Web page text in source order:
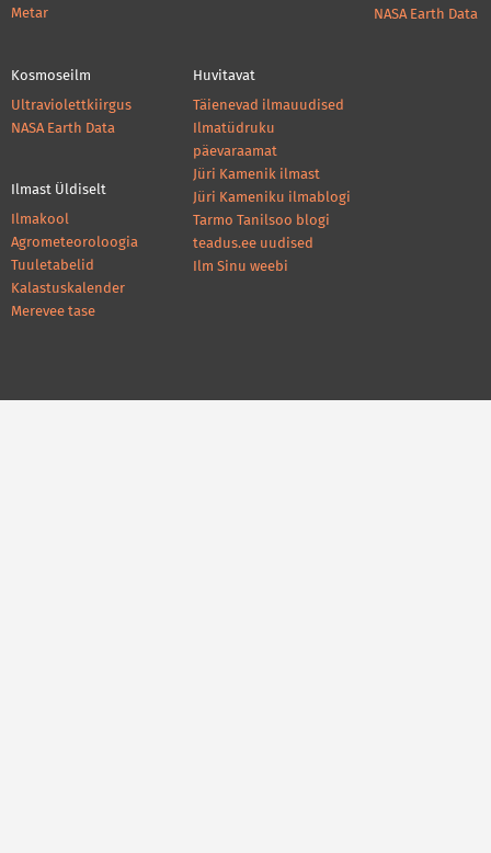
Metar
NASA Earth Data
Kosmoseilm
Ultraviolettkiirgus
NASA Earth Data
Ilmast Üldiselt
Ilmakool
Agrometeoroloogia
Tuuletabelid
Kalastuskalender
Merevee tase
Huvitavat
Täienevad ilmauudised
Ilmatüdruku
päevaraamat
Jüri Kamenik ilmast
Jüri Kameniku ilmablogi
Tarmo Tanilsoo blogi
teadus.ee uudised
Ilm Sinu weebi